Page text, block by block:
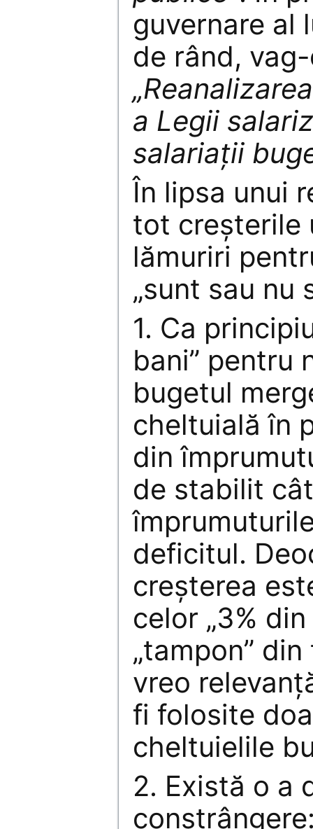
guvernare al
de rând,
a Legii
salariaţii
În lipsa unui
tot creşterile
lămuriri
„sunt sau nu
1. Ca
bani” pentru
bugetul
cheltuială în
din
de stabilit
deficitul.
creşterea
celor „3%
„tampon”
vreo
fi folosite
cheltuielile
2. Există o a